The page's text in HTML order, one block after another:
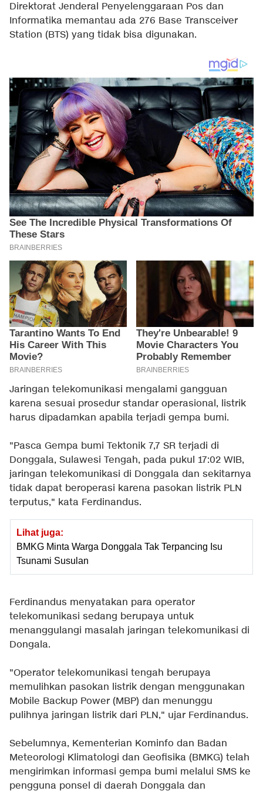
Direktorat Jenderal Penyelenggaraan Pos dan
Informatika memantau ada 276 Base Transceiver
Station (BTS) yang tidak bisa digunakan.
Jaringan telekomunikasi mengalami gangguan
karena sesuai prosedur standar operasional, listrik
harus dipadamkan apabila terjadi gempa bumi.
"Pasca Gempa bumi Tektonik 7,7 SR terjadi di
Donggala, Sulawesi Tengah, pada pukul 17:02 WIB,
jaringan telekomunikasi di Donggala dan sekitarnya
tidak dapat beroperasi karena pasokan listrik PLN
terputus," kata Ferdinandus.
Lihat juga:
BMKG Minta Warga Donggala Tak Terpancing Isu
Tsunami Susulan
Ferdinandus menyatakan para operator
telekomunikasi sedang berupaya untuk
menanggulangi masalah jaringan telekomunikasi di
Dongala.
"Operator telekomunikasi tengah berupaya
memulihkan pasokan listrik dengan menggunakan
Mobile Backup Power (MBP) dan menunggu
pulihnya jaringan listrik dari PLN," ujar Ferdinandus.
Sebelumnya, Kementerian Kominfo dan Badan
Meteorologi Klimatologi dan Geofisika (BMKG) telah
mengirimkan informasi gempa bumi melalui SMS ke
pengguna ponsel di daerah Donggala dan